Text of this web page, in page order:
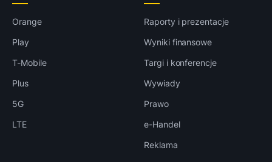
Orange
Play
T-Mobile
Plus
5G
LTE
Raporty i prezentacje
Wyniki finansowe
Targi i konferencje
Wywiady
Prawo
e-Handel
Reklama